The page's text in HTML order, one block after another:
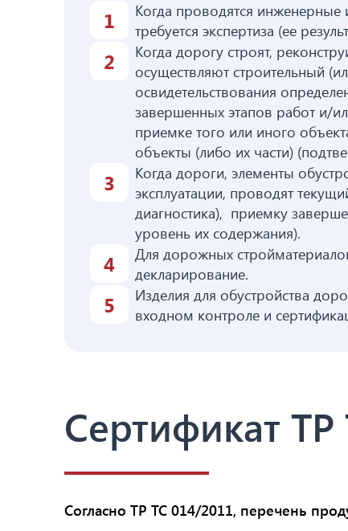
Когда проводятся инженерные
требуется экспертиза (ее
Когда дорогу строят,
осуществляют строительный
освидетельствования
завершенных этапов работ и/
приемке того или иного
объекты (либо их части)
Когда дороги, элементы
эксплуатации, проводят
диагностика), приемку
уровень их содержания).
Для дорожных
декларирование.
Изделия для обустройства
входном контроле и
Сертификат
Согласно ТР ТС 014/2011, перечень